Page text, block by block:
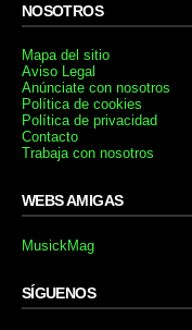
NOSOTROS
Mapa del sitio
Aviso Legal
Anúnciate con nosotros
Política de cookies
Política de privacidad
Contacto
Trabaja con nosotros
WEBS AMIGAS
MusickMag
SÍGUENOS